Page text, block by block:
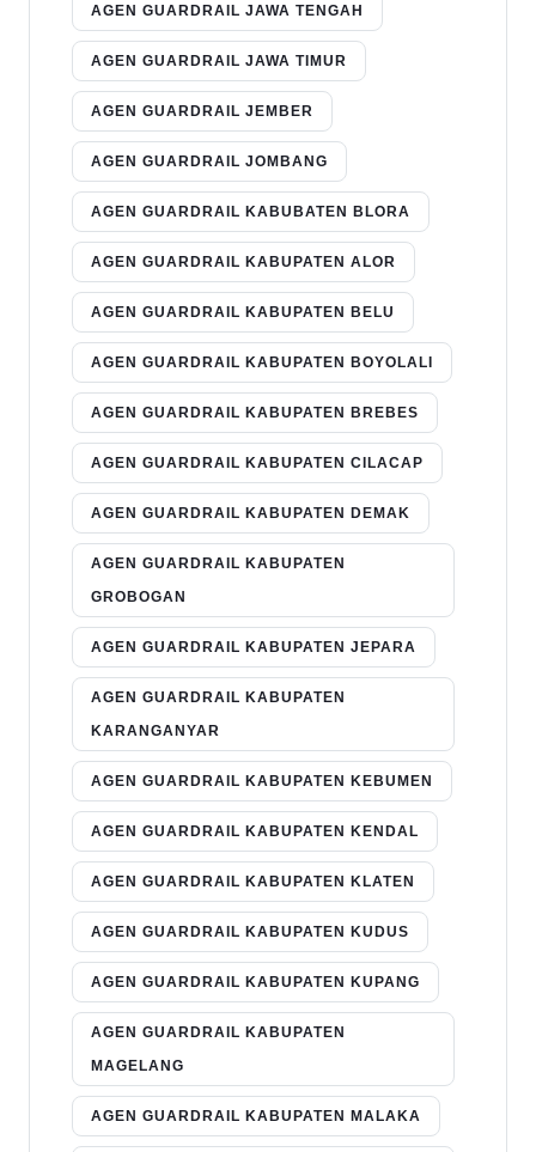
AGEN GUARDRAIL JAWA TENGAH
AGEN GUARDRAIL JAWA TIMUR
AGEN GUARDRAIL JEMBER
AGEN GUARDRAIL JOMBANG
AGEN GUARDRAIL KABUBATEN BLORA
AGEN GUARDRAIL KABUPATEN ALOR
AGEN GUARDRAIL KABUPATEN BELU
AGEN GUARDRAIL KABUPATEN BOYOLALI
AGEN GUARDRAIL KABUPATEN BREBES
AGEN GUARDRAIL KABUPATEN CILACAP
AGEN GUARDRAIL KABUPATEN DEMAK
AGEN GUARDRAIL KABUPATEN
GROBOGAN
AGEN GUARDRAIL KABUPATEN JEPARA
AGEN GUARDRAIL KABUPATEN
KARANGANYAR
AGEN GUARDRAIL KABUPATEN KEBUMEN
AGEN GUARDRAIL KABUPATEN KENDAL
AGEN GUARDRAIL KABUPATEN KLATEN
AGEN GUARDRAIL KABUPATEN KUDUS
AGEN GUARDRAIL KABUPATEN KUPANG
AGEN GUARDRAIL KABUPATEN
MAGELANG
AGEN GUARDRAIL KABUPATEN MALAKA